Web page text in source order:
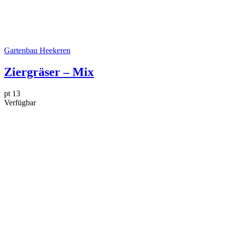
Gartenbau Heekeren
Ziergräser – Mix
pt 13
Verfügbar